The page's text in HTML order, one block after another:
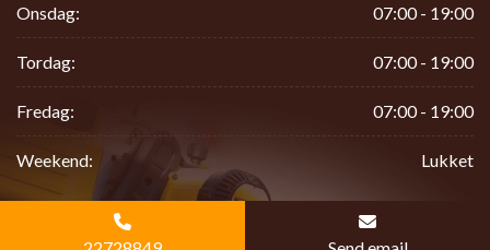
Onsdag: 07:00 - 19:00
Tordag: 07:00 - 19:00
Fredag: 07:00 - 19:00
Weekend: Lukket
Copyright 2026 Tømrer & Snedkerfirmaet Jeppe Bang ApS